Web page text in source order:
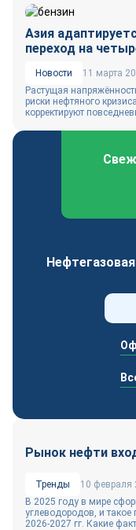
Азия
переход на
Новости
11 марта
Растущая
риски нефтяного
корректируют
Рынок нефти
Тренды
10 февраля
В 2025 году в мире
углеводородов, и такое
2026-2027 гг. Какие